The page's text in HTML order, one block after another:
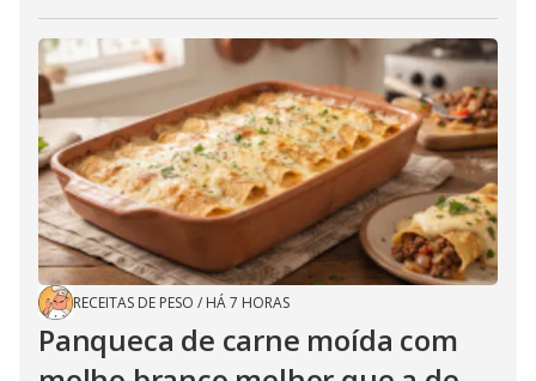
RECEITAS DE PESO / HÁ 7 HORAS
Panqueca de carne moída com